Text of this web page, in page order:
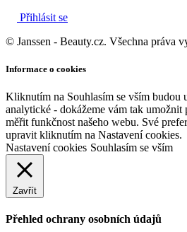
Přihlásit se
© Janssen - Beauty.cz. Všechna práva
Informace o cookies
Kliknutím na Souhlasím se vším budou
analytické - dokážeme vám tak
měřit funkčnost našeho webu. Své
upravit kliknutím na Nastavení cookies.
Nastavení cookies Souhlasím se vším
Zavřít
Přehled ochrany osobních údajů